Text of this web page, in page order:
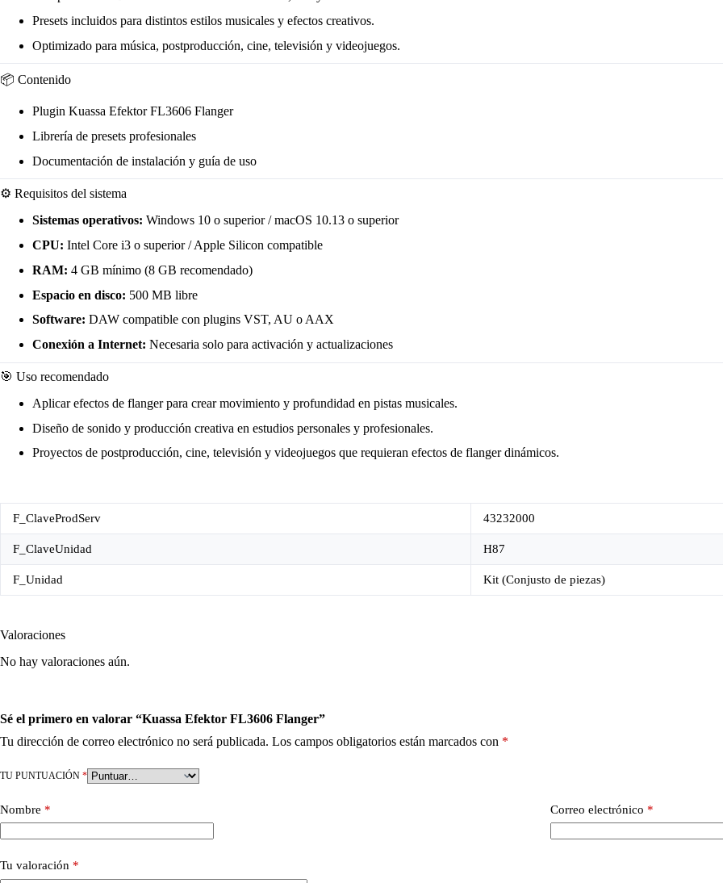
Presets incluidos para distintos estilos musicales y efectos creativos.
Optimizado para música, postproducción, cine, televisión y videojuegos.
📦 Contenido
Plugin Kuassa Efektor FL3606 Flanger
Librería de presets profesionales
Documentación de instalación y guía de uso
⚙️ Requisitos del sistema
Sistemas operativos: Windows 10 o superior / macOS 10.13 o superior
CPU: Intel Core i3 o superior / Apple Silicon compatible
RAM: 4 GB mínimo (8 GB recomendado)
Espacio en disco: 500 MB libre
Software: DAW compatible con plugins VST, AU o AAX
Conexión a Internet: Necesaria solo para activación y actualizaciones
🎯 Uso recomendado
Aplicar efectos de flanger para crear movimiento y profundidad en pistas musicales.
Diseño de sonido y producción creativa en estudios personales y profesionales.
Proyectos de postproducción, cine, televisión y videojuegos que requieran efectos de flanger dinámicos.
F_ClaveProdServ 43232000
F_ClaveUnidad H87
F_Unidad Kit (Conjusto de piezas)
Valoraciones
No hay valoraciones aún.
Sé el primero en valorar “Kuassa Efektor FL3606 Flanger”
Tu dirección de correo electrónico no será publicada. Los campos obligatorios están marcados con *
TU PUNTUACIÓN *
Nombre * Correo electrónico *
Tu valoración *